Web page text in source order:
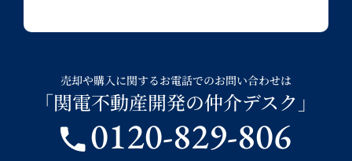
売却や購入に関するお電話でのお問い合わせは
「関電不動産開発の仲介デスク」
0120-829-806